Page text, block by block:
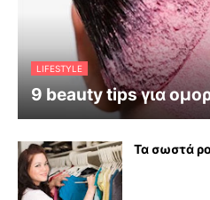
LIFESTYLE
9 beauty tips για
Τα σωστά